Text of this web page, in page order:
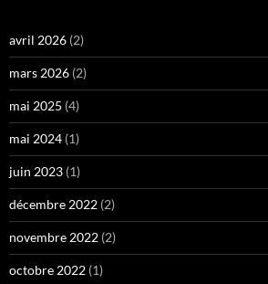
avril 2026 (2)
mars 2026 (2)
mai 2025 (4)
mai 2024 (1)
juin 2023 (1)
décembre 2022 (2)
novembre 2022 (2)
octobre 2022 (1)